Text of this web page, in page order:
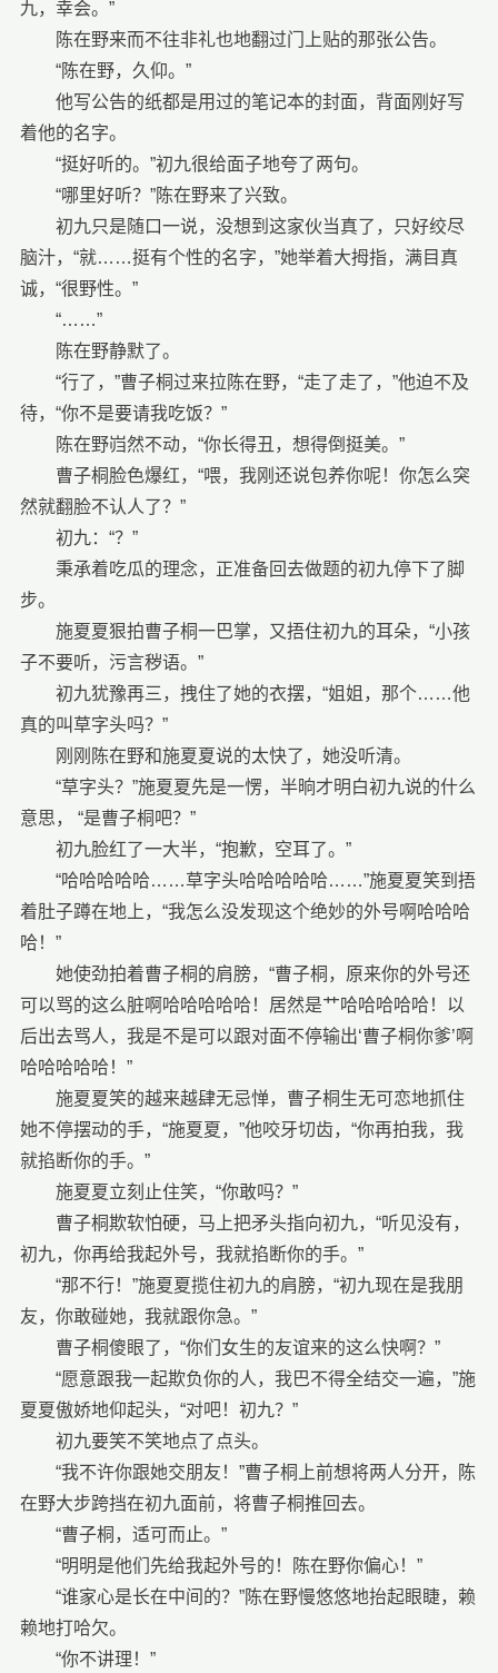
九，幸会。”
陈在野来而不往非礼也地翻过门上贴的那张公告。
“陈在野，久仰。”
他写公告的纸都是用过的笔记本的封面，背面刚好写
着他的名字。
“挺好听的。”初九很给面子地夸了两句。
“哪里好听？”陈在野来了兴致。
初九只是随口一说，没想到这家伙当真了，只好绞尽
脑汁，“就……挺有个性的名字，”她举着大拇指，满目真
诚，“很野性。”
“……”
陈在野静默了。
“行了，”曹子桐过来拉陈在野，“走了走了，”他迫不及
待，“你不是要请我吃饭？”
陈在野岿然不动，“你长得丑，想得倒挺美。”
曹子桐脸色爆红，“喂，我刚还说包养你呢！你怎么突
然就翻脸不认人了？”
初九：“？”
秉承着吃瓜的理念，正准备回去做题的初九停下了脚
步。
施夏夏狠拍曹子桐一巴掌，又捂住初九的耳朵，“小孩
子不要听，污言秽语。”
初九犹豫再三，拽住了她的衣摆，“姐姐，那个……他
真的叫草字头吗？”
刚刚陈在野和施夏夏说的太快了，她没听清。
“草字头？”施夏夏先是一愣，半晌才明白初九说的什么
意思， “是曹子桐吧？”
初九脸红了一大半，“抱歉，空耳了。”
“哈哈哈哈哈……草字头哈哈哈哈哈……”施夏夏笑到捂
着肚子蹲在地上，“我怎么没发现这个绝妙的外号啊哈哈哈
哈！”
她使劲拍着曹子桐的肩膀，“曹子桐，原来你的外号还
可以骂的这么脏啊哈哈哈哈哈！居然是艹哈哈哈哈哈！以
后出去骂人，我是不是可以跟对面不停输出‘曹子桐你爹’啊
哈哈哈哈哈！”
施夏夏笑的越来越肆无忌惮，曹子桐生无可恋地抓住
她不停摆动的手，“施夏夏，”他咬牙切齿，“你再拍我，我
就掐断你的手。”
施夏夏立刻止住笑，“你敢吗？”
曹子桐欺软怕硬，马上把矛头指向初九，“听见没有，
初九，你再给我起外号，我就掐断你的手。”
“那不行！”施夏夏揽住初九的肩膀，“初九现在是我朋
友，你敢碰她，我就跟你急。”
曹子桐傻眼了，“你们女生的友谊来的这么快啊？”
“愿意跟我一起欺负你的人，我巴不得全结交一遍，”施
夏夏傲娇地仰起头，“对吧！初九？”
初九要笑不笑地点了点头。
“我不许你跟她交朋友！”曹子桐上前想将两人分开，陈
在野大步跨挡在初九面前，将曹子桐推回去。
“曹子桐，适可而止。”
“明明是他们先给我起外号的！陈在野你偏心！”
“谁家心是长在中间的？”陈在野慢悠悠地抬起眼睫，赖
赖地打哈欠。
“你不讲理！”